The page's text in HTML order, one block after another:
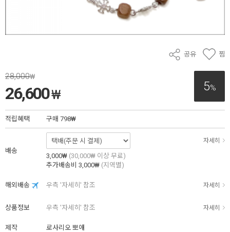
공유 찜
5%
28,000₩
26,600₩
적립혜택 구매 798₩
배송
자세히
3,000₩ (30,000₩ 이상 무료)
추가배송비 3,000₩ (지역별)
해외배송 우측 '자세히' 참조 자세히
상품정보 우측 '자세히' 참조 자세히
제작 로사리오 뽀얘